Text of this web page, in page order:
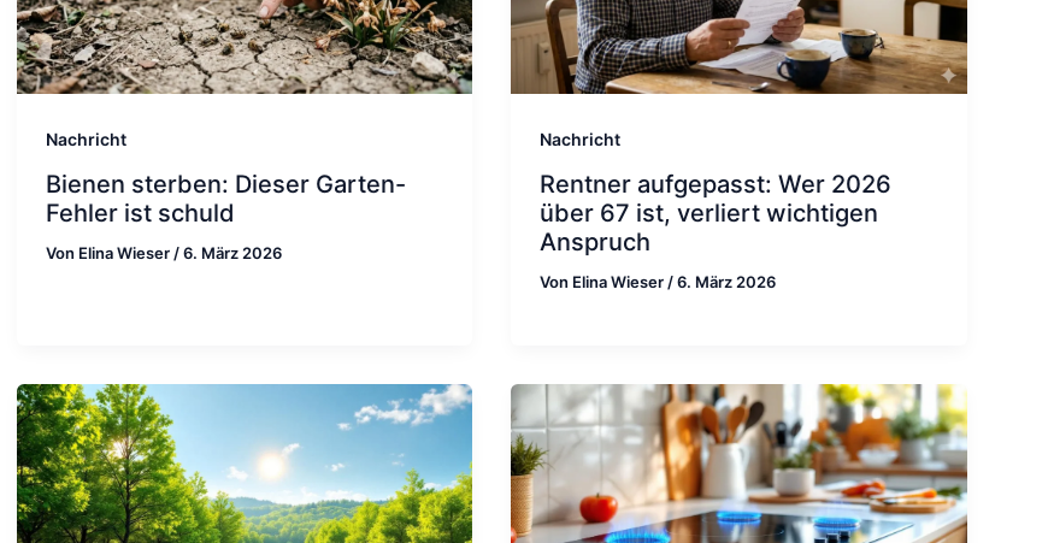
Nachricht
Bienen sterben: Dieser Garten-
Fehler ist schuld
Von Elina Wieser /6. März 2026
Nachricht
Rentner aufgepasst: Wer 2026
über 67 ist, verliert wichtigen
Anspruch
Von Elina Wieser /6. März 2026